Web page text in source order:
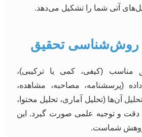
آتی شما را تشکیل می‌دهد.
مناسب (کیفی، کمی یا ترکیبی)،
(پرسشنامه، مصاحبه، مشاهده،
آن‌ها (تحلیل آماری، تحلیل محتوا،
دقت و توجیه علمی صورت گیرد. این
شماست.